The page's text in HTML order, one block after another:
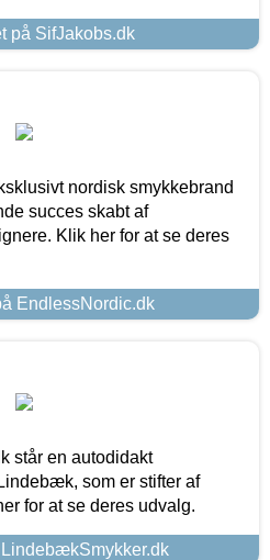
på SifJakobs.dk
nordisk smykkebrand
succes skabt af
Klik her for at se deres
EndlessNordic.dk
står en autodidakt
som er stifter af
for at se deres udvalg.